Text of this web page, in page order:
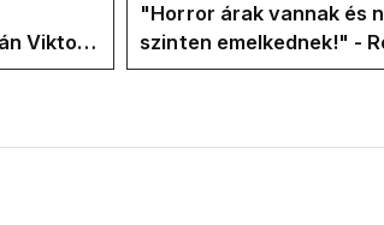
Viktor
a
"Horror árak vannak és
szinten emelkednek!" -
Facebook-oldalán